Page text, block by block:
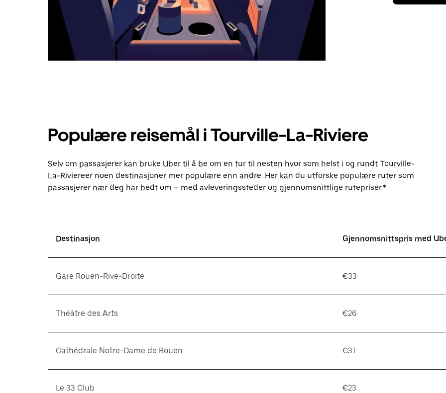
Populære reisemål i Tourville-La-Riviere
Selv om passasjerer kan bruke Uber til å be om en tur til nesten hvor som helst i og rundt Tourville-
La-Riviereer noen destinasjoner mer populære enn andre. Her kan du utforske populære ruter som
passasjerer nær deg har bedt om – med avleveringssteder og gjennomsnittlige rutepriser.*
Destinasjon Gjennomsnittspris med
Gare Rouen-Rive-Droite €33
Théâtre des Arts €26
Cathédrale Notre-Dame de Rouen €31
Le 33 Club €23